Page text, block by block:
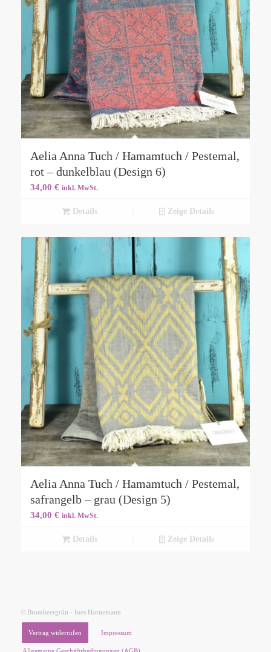
Aelia Anna Tuch / Hamamtuch / Pestemal,
rot – dunkelblau (Design 6)
34,00 € inkl. MwSt.
Details Zeige Details
Aelia Anna Tuch / Hamamtuch / Pestemal,
safrangelb – grau (Design 5)
34,00 € inkl. MwSt.
Details Zeige Details
© Brombeergrün - Ines Hornemann
Vertrag widerrufen Impressum